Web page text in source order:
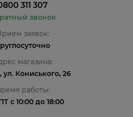
311 307
звонок
заявок:
магазина:
ул. Кониського, 26
работы:
с 10:00 до 18:00